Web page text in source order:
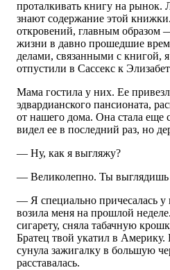
проталкивать книгу на рынок.
знают содержание этой
откровений, главным образом
жизни в давно прошедшие
делами, связанными с книгой,
отпустили в Сассекс к
Мама гостила у них. Ее
эдвардианского пансионата,
от нашего дома. Она стала еще
видел ее в последний раз, но
— Ну, как я выгляжу?
— Великолепно. Ты выглядишь
— Я специально причесалась у
возила меня на прошлой
сигарету, сняла табачную
Братец твой укатил в
сунула зажигалку в большую
расставалась.